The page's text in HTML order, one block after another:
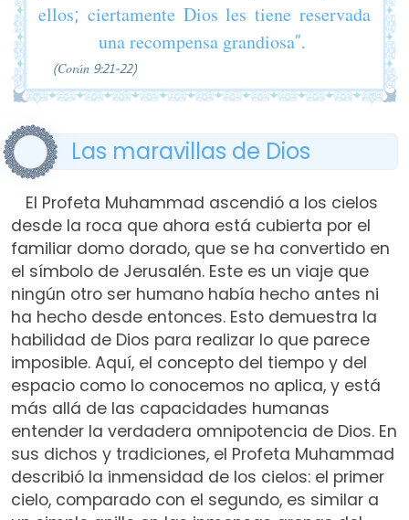
ellos; ciertamente Dios les tiene reservada
una recompensa grandiosa”.
(Corán 9:21-22)
Las maravillas de Dios
El Profeta Muhammad ascendió a los cielos
desde la roca que ahora está cubierta por el
familiar domo dorado, que se ha convertido en
el símbolo de Jerusalén. Este es un viaje que
ningún otro ser humano había hecho antes ni
ha hecho desde entonces. Esto demuestra la
habilidad de Dios para realizar lo que parece
imposible. Aquí, el concepto del tiempo y del
espacio como lo conocemos no aplica, y está
más allá de las capacidades humanas
entender la verdadera omnipotencia de Dios. En
sus dichos y tradiciones, el Profeta Muhammad
describió la inmensidad de los cielos: el primer
cielo, comparado con el segundo, es similar a